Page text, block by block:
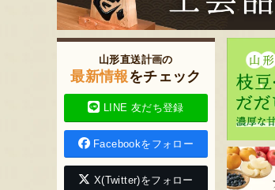
山形直送計画の
最新情報をチェック
LINE 友だち登録
Facebookをフォロー
X(Twitter)をフォロー